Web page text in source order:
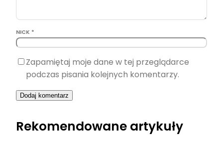
NICK *
Zapamiętaj moje dane w tej przeglądarce
podczas pisania kolejnych komentarzy.
Rekomendowane artykuły